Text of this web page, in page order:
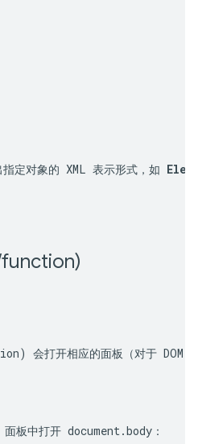
指定对象的 XML 表示形式，如
function)
会打开相应的面板（对于 DOM
面板中打开 document.body ：